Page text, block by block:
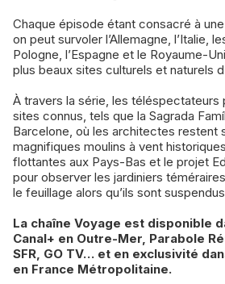
Chaque épisode étant consacré à
on peut survoler l’Allemagne, l’Italie,
Pologne, l’Espagne et le Royaume-
plus beaux sites culturels et naturels
À travers la série, les téléspectateurs
sites connus, tels que la Sagrada
Barcelone, où les architectes restent
magnifiques moulins à vent
flottantes aux Pays-Bas et le projet
pour observer les jardiniers
le feuillage alors qu’ils sont
La chaîne Voyage est disponible
Canal+ en Outre-Mer, Parabole
SFR, GO TV… et en exclusivité
en France Métropolitaine.